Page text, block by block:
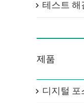
 테스트 해
제품
 디지털 포